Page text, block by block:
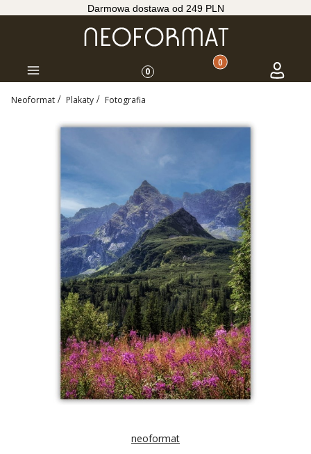
Darmowa dostawa od 249 PLN
Menu 0 Produkty w koszyku:
Koszyk Zaloguj
Neoformat Plakaty Fotografia
neoformat